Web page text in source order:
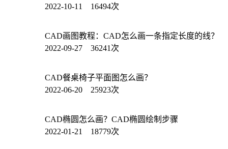
2022-10-11 16494次
CAD画图教程：CAD怎么画一条指定长度的线？
2022-09-27 36241次
CAD餐桌椅子平面图怎么画？
2022-06-20 25923次
CAD椭圆怎么画？CAD椭圆绘制步骤
2022-01-21 18779次